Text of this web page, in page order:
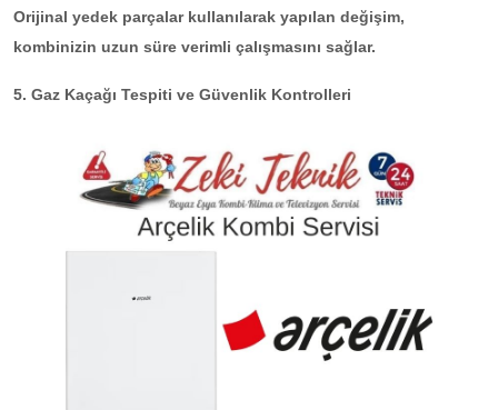
Orijinal yedek parçalar kullanılarak yapılan değişim,
kombinizin uzun süre verimli çalışmasını sağlar.
5. Gaz Kaçağı Tespiti ve Güvenlik Kontrolleri